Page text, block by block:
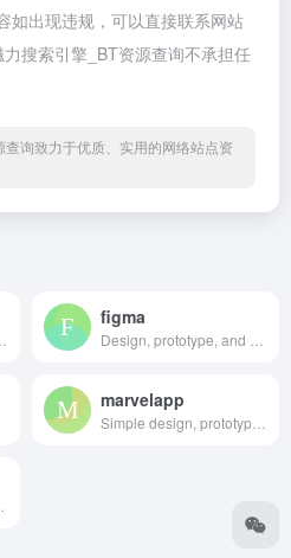
如出现违规，可以直接联系网站
搜索引擎_BT资源查询不承担任
询致力于优质、实用的网络站点资
figma
marvelapp